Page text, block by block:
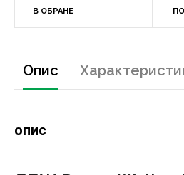
В ОБРАНЕ
Опис
опис